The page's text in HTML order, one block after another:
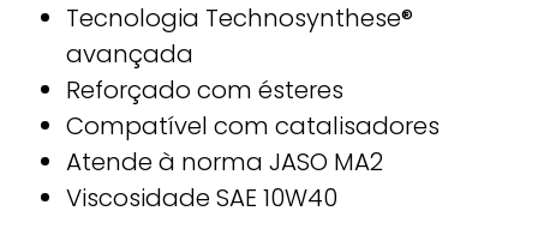
Tecnologia Technosynthese®
avançada
Reforçado com ésteres
Compatível com catalisadores
Atende à norma JASO MA2
Viscosidade SAE 10W40​